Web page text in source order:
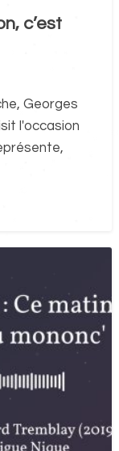
c’est
Georges
l'occasion